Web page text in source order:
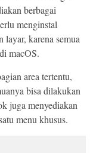
berbagai
menginstal
karena semua
macOS.
area tertentu,
bisa dilakukan
juga menyediakan
menu khusus.